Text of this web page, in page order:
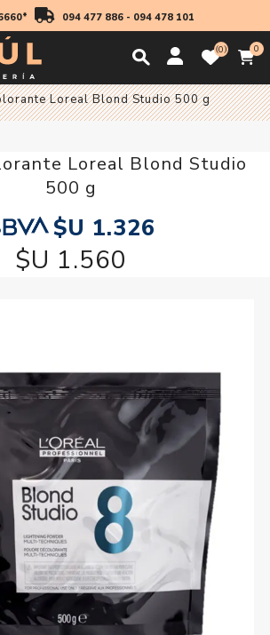
094 477 886- 094 478 101
0 0
Loreal Blond Studio 500 g
Loreal Blond Studio
500 g
$U 1.326
$U 1.560